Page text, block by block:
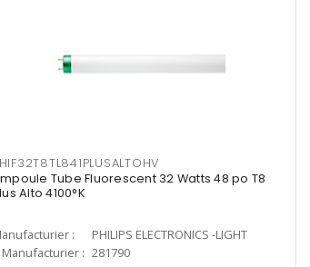
Tube Fluorescent 32 Watts 48 po T8
Alto 4100°K
:
PHILIPS ELECTRONICS -LIGHT
: 281790